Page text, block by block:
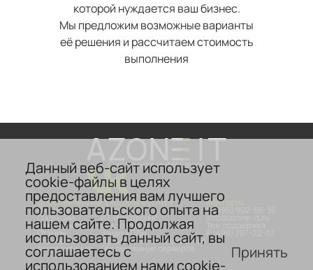
которой нуждается ваш бизнес.
Мы предложим возможные варианты
её решения и рассчитаем стоимость
выполнения
Системная интеграция
Дополнительно
О компании
Лицензии
Сертификаты
Отзывы
Карьера
Аккредитация
Продукты и услуги
Аттестация
ИТ-аутсорсинг
Безопасность
Защита ПДн
Гарантийное обслуживание
Обслуживание серверов
Контакты
8 (495) 902-66-36
info@azone-it.ru
8 (499) 707-22-07
Данный веб-сайт использует
cookie-файлы в целях
предоставления вам лучшего
пользовательского опыта на
нашем сайте. Продолжая
использовать данный сайт, вы
соглашаетесь с
использованием нами cookie-
Принять